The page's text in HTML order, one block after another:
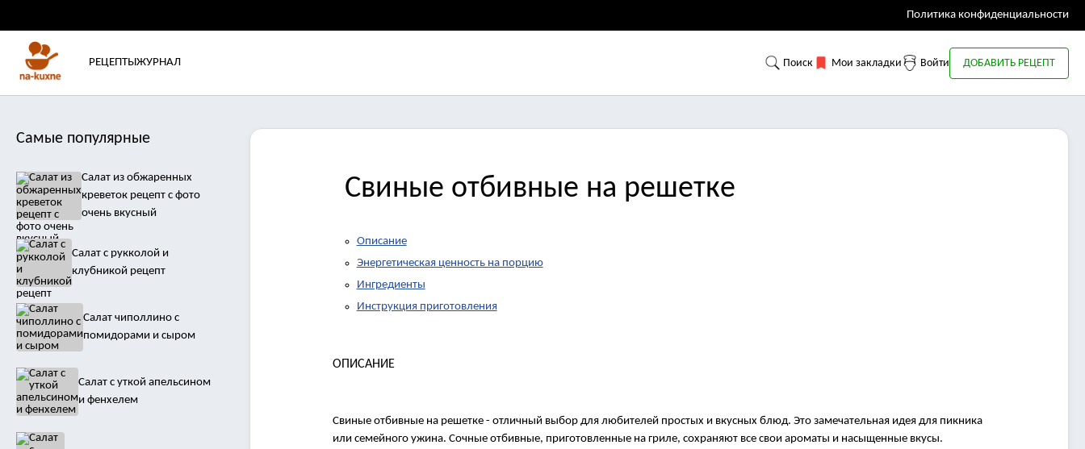
Политика конфиденциальности
РЕЦЕПТЫЖУРНАЛ Поиск Мои закладки Войти ДОБАВИТЬ РЕЦЕПТ
Самые популярные
Салат из обжаренных
креветок рецепт с фото
очень вкусный
Салат с рукколой и
клубникой рецепт
Салат чиполлино с
помидорами и сыром
Салат с уткой апельсином
и фенхелем
Свиные отбивные на решетке
Описание
Энергетическая ценность на порцию
Ингредиенты
Инструкция приготовления
ОПИСАНИЕ
Свиные отбивные на решетке - отличный выбор для любителей простых и вкусных блюд. Это замечательная идея для пикника
или семейного ужина. Сочные отбивные, приготовленные на гриле, сохраняют все свои ароматы и насыщенные вкусы.